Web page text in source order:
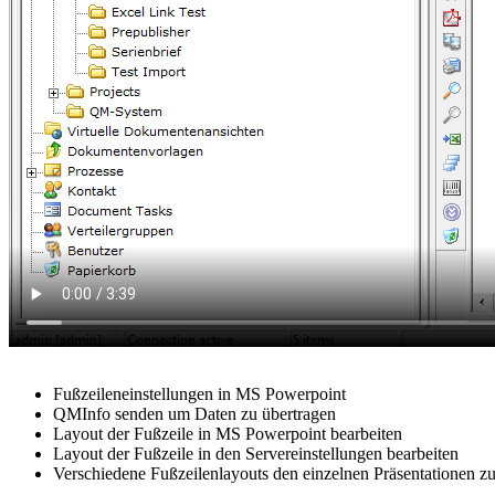
Fußzeileneinstellungen in MS Powerpoint
QMInfo senden um Daten zu übertragen
Layout der Fußzeile in MS Powerpoint bearbeiten
Layout der Fußzeile in den Servereinstellungen bearbeiten
Verschiedene Fußzeilenlayouts den einzelnen Präsentationen